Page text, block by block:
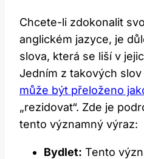
Chcete-li zdokonalit
anglickém jazyce, je
slova, která se liší v
Jedním z takových slov
může být přeloženo
„rezidovat“. Zde je
tento významný výraz:
Bydlet: Tento